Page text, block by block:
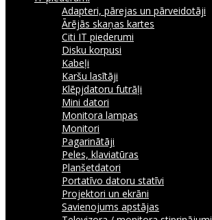
Adapteri, pārejas un pārveidotāji
Ārējās skaņas kartes
Citi IT piederumi
Disku korpusi
Kabeļi
Karšu lasītāji
Klēpjdatoru futrāļi
Mini datori
Monitora lampas
Monitori
Pagarinātāji
Peles, klaviatūras
Planšetdatori
Portatīvo datoru statīvi
Projektori un ekrāni
Savienojums apstājas